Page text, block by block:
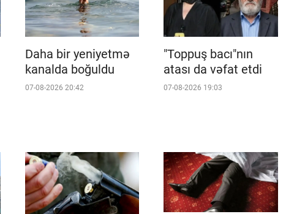
Daha bir yeniyetmə
kanalda boğuldu
07-08-2026 20:42
"Toppuş bacı"nın
atası da vəfat etdi
07-08-2026 19:03